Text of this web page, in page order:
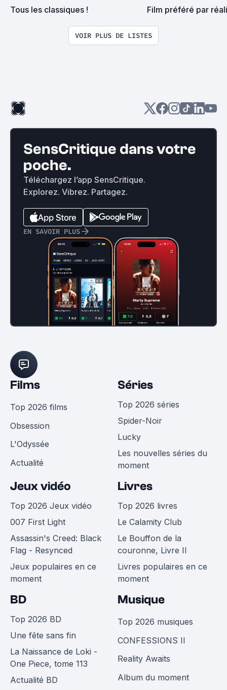
Tous les classiques ! Film préféré par
VOIR PLUS DE LISTES
SensCritique dans votre
poche.
Téléchargez l’app SensCritique.
Explorez. Vibrez. Partagez.
EN SAVOIR PLUS
Films
Top 2026 films
Obsession
L'Odyssée
Actualité
Séries
Top 2026 séries
Spider-Noir
Lucky
Les nouvelles séries du
moment
Jeux vidéo
Top 2026 Jeux vidéo
007 First Light
Assassin's Creed: Black
Flag - Resynced
Jeux populaires en ce
moment
Livres
Top 2026 livres
Le Calamity Club
Le Bouffon de la
couronne, Livre II
Livres populaires en ce
moment
BD
Top 2026 BD
Une fête sans fin
La Naissance de Loki -
One Piece, tome 113
Actualité BD
Musique
Top 2026 musiques
CONFESSIONS II
Reality Awaits
Album du moment